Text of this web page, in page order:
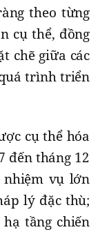
theo từng
cụ thể, đồng
chẽ giữa các
trình triển
cụ thể hóa
đến tháng 12
nhiệm vụ lớn
lý đặc thù;
tầng chiến